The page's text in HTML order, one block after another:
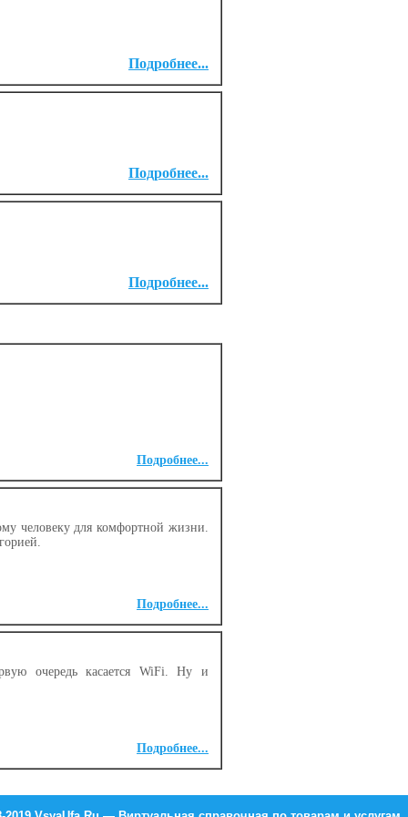
Подробнее...
Подробнее...
Подробнее...
Подробнее...
человеку для комфортной жизни.
Подробнее...
очередь касается WiFi. Ну и
Подробнее...